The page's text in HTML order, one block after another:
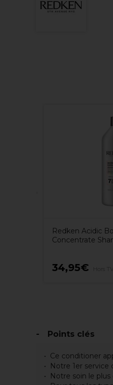
Redken Acidic
Concentrate
34,95€
Points clés
Ce conditioner
Notre 1er
Notre soin le